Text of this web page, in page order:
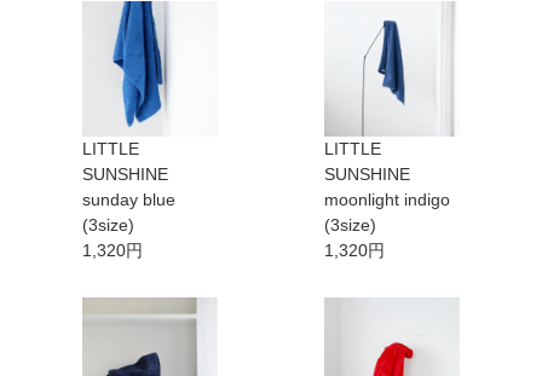
LITTLE
SUNSHINE
sunday blue
(3size)
1,320円
LITTLE
SUNSHINE
moonlight indigo
(3size)
1,320円